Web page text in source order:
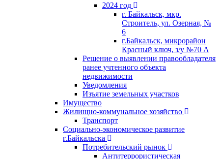
2024 год
г. Байкальск, мкр.
Строитель, ул. Озерная, №
6
г.Байкальск, микрорайон
Красный ключ, з/у №70 А
Решение о выявлении правообладателя
ранее учтенного объекта
недвижимости
Уведомления
Изъятие земельных участков
Имущество
Жилищно-коммунальное хозяйство
Транспорт
Социально-экономическое развитие
г.Байкальска
Потребительский рынок
Антитеррористическая